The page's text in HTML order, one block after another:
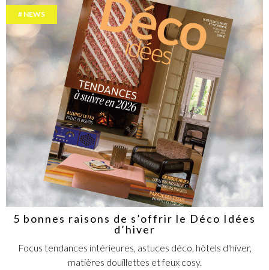
NEWS
5 bonnes raisons de s’offrir le Déco Idées
d’hiver
Focus tendances intérieures, astuces déco, hôtels d'hiver,
matières douillettes et feux cosy.